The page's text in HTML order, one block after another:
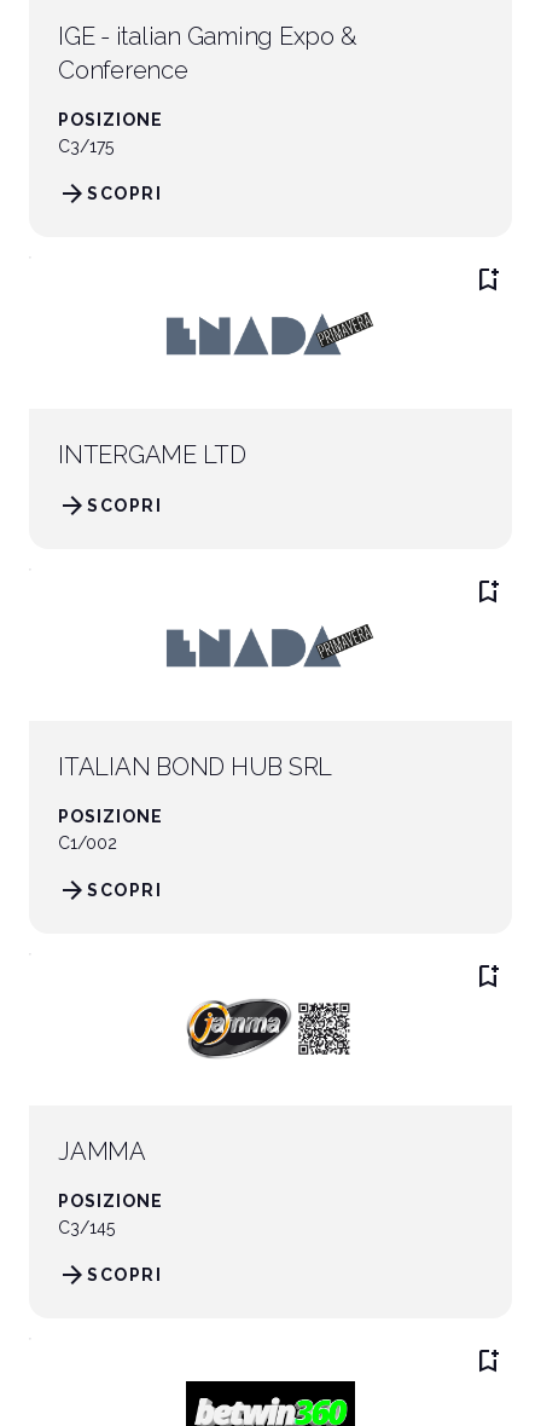
IGE - italian Gaming Expo &
Conference
POSIZIONE
C3/175
SCOPRI
arrow_forward
bookmark_add
INTERGAME LTD
SCOPRI
arrow_forward
bookmark_add
ITALIAN BOND HUB SRL
POSIZIONE
C1/002
SCOPRI
arrow_forward
bookmark_add
JAMMA
POSIZIONE
C3/145
SCOPRI
arrow_forward
bookmark_add